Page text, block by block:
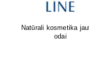
Oda sensta. Faktas.
rezultatai gimsta tada,